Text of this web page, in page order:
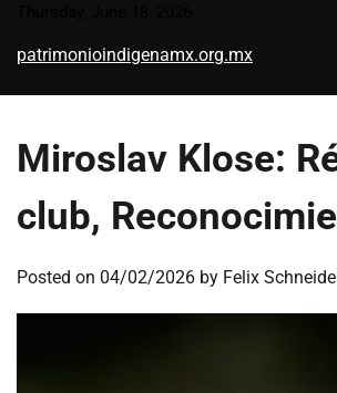
content
patrimonioindigenamx.org.mx
Miroslav Klose:
club,
Posted on 04/02/2026 by Felix